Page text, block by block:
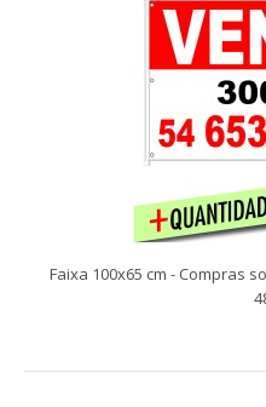
Faixa 100x65 cm - Compras